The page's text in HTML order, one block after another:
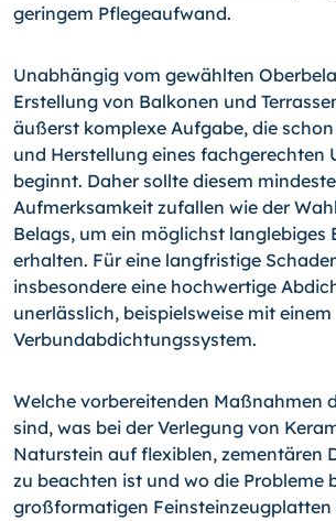
geringem Pflegeaufwand.
Unabhängig vom gewählten
Erstellung von Balkonen und
äußerst komplexe Aufgabe, die
und Herstellung eines fachgerechten
beginnt. Daher sollte diesem
Aufmerksamkeit zufallen wie der
Belags, um ein möglichst langlebiges
erhalten. Für eine langfristige
insbesondere eine hochwertige
unerlässlich, beispielsweise mit einem
Verbundabdichtungssystem.
Welche vorbereitenden Maßnahmen
sind, was bei der Verlegung von
Naturstein auf flexiblen, zementären
zu beachten ist und wo die Probleme
großformatigen Feinsteinzeugplatten